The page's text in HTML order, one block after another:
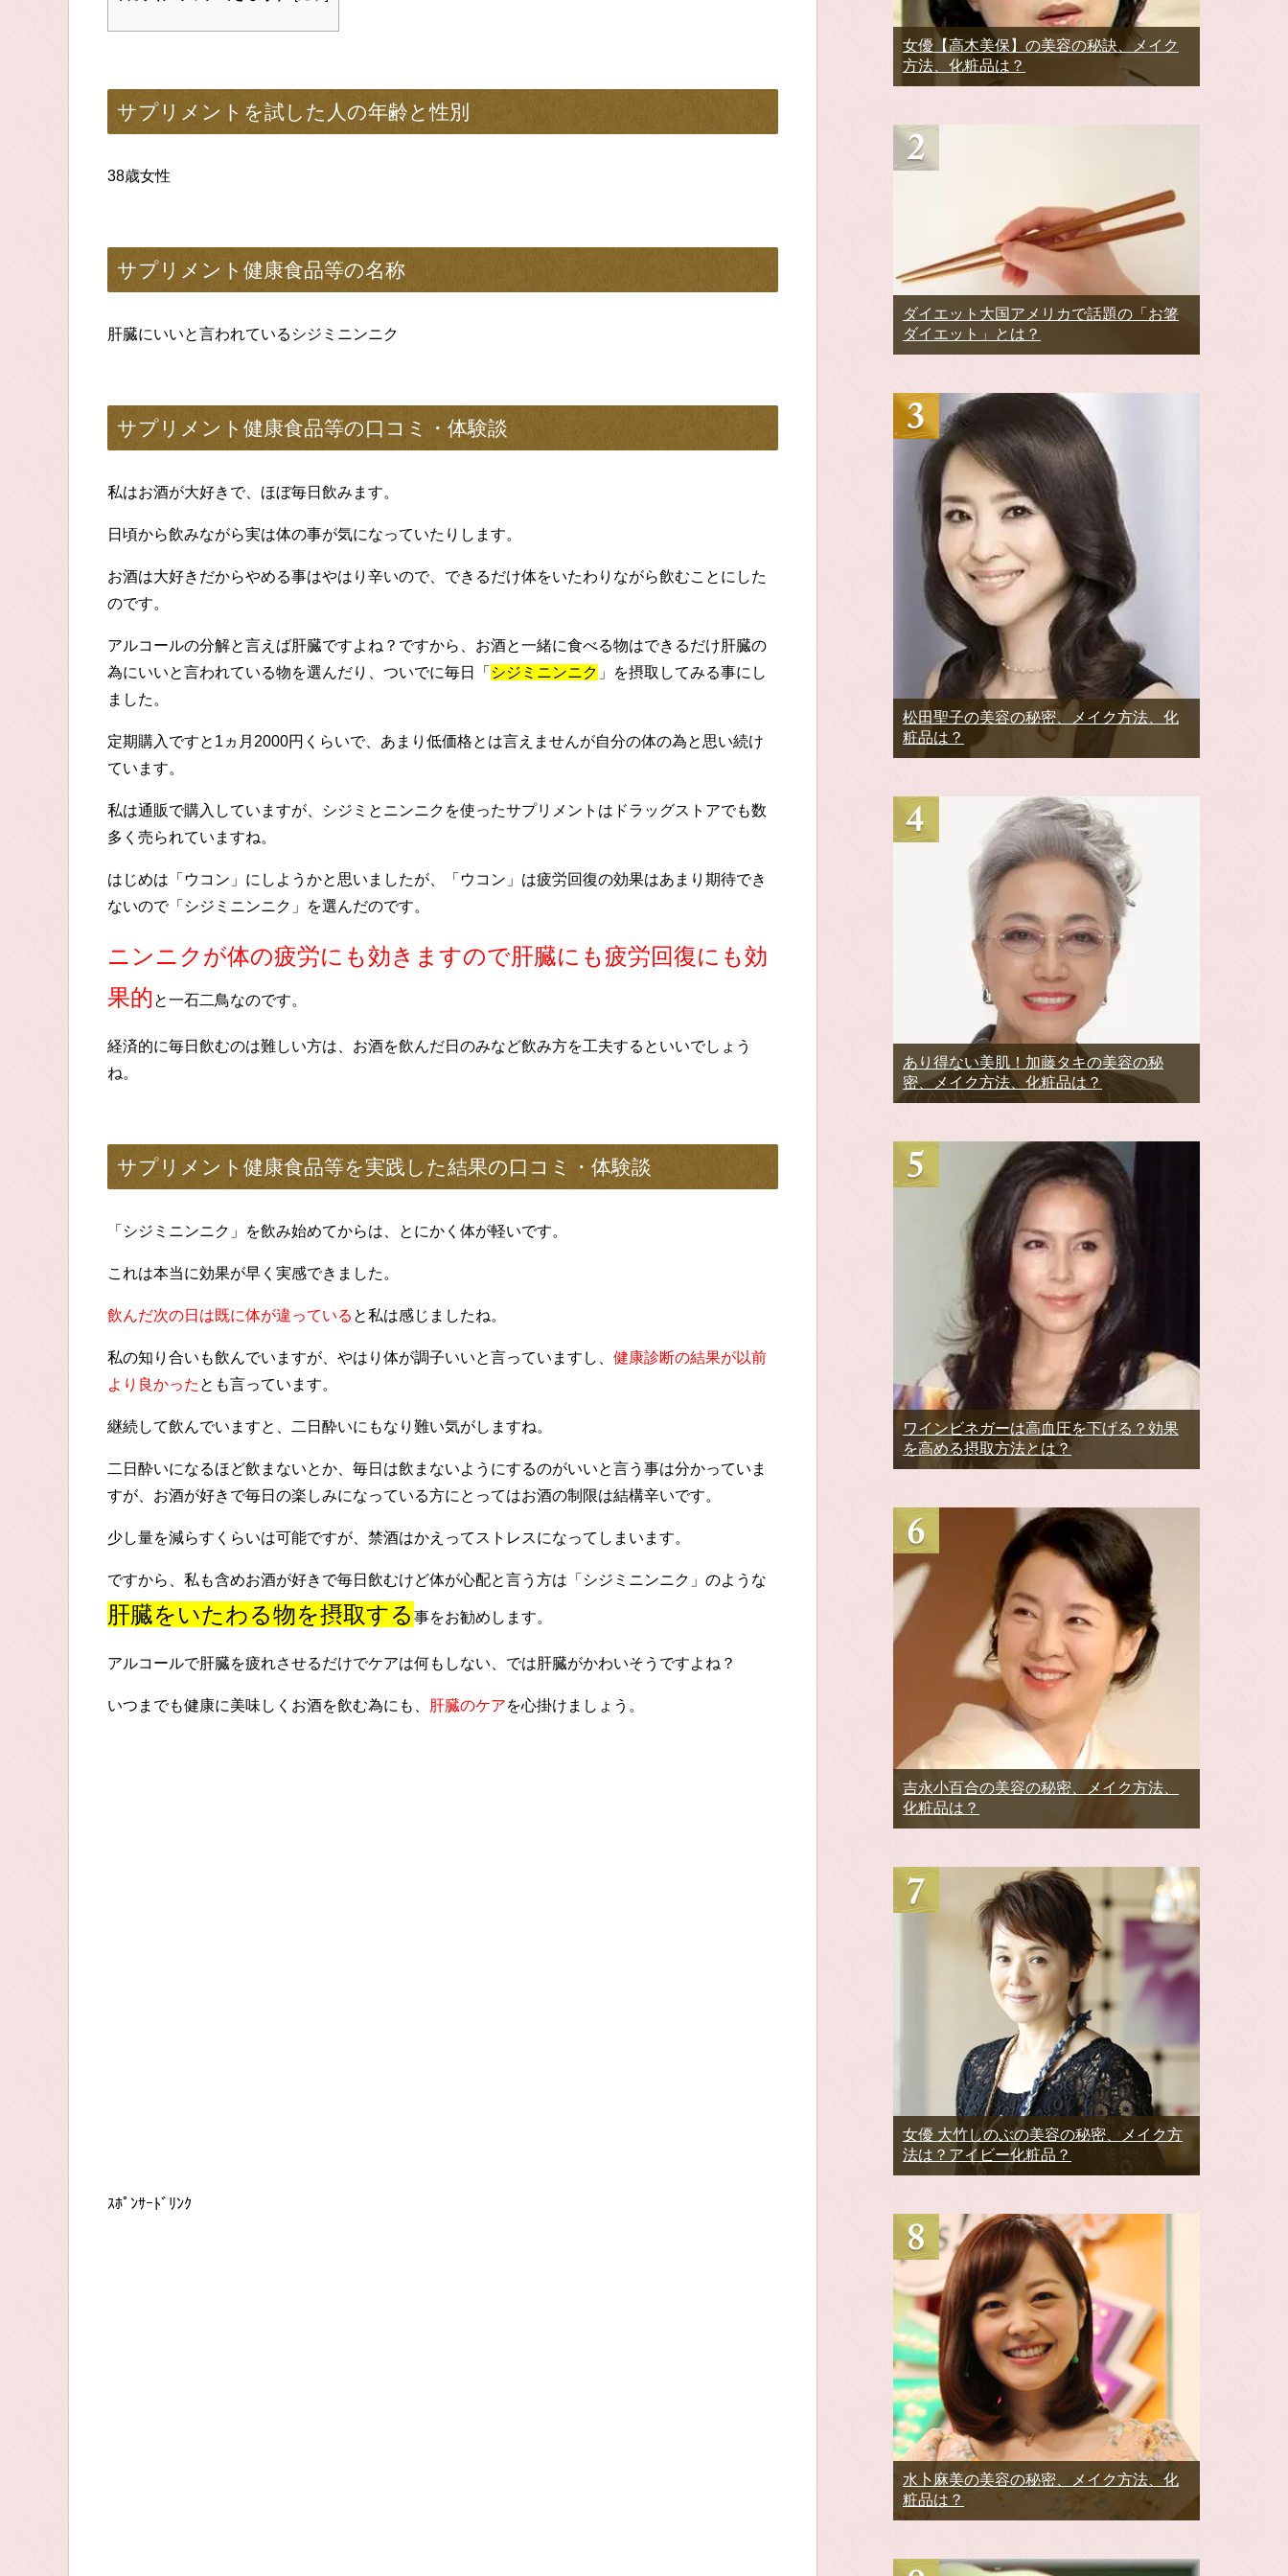
サプリメントを試した人の年齢と性別
38歳女性
サプリメント健康食品等の名称
肝臓にいいと言われているシジミニンニク
サプリメント健康食品等の口コミ・体験談
私はお酒が大好きで、ほぼ毎日飲みます。
日頃から飲みながら実は体の事が気になっていたりします。
お酒は大好きだからやめる事はやはり辛いので、できるだけ体をいたわりながら飲むことにした
のです。
アルコールの分解と言えば肝臓ですよね？ですから、お酒と一緒に食べる物はできるだけ肝臓の
為にいいと言われている物を選んだり、ついでに毎日「 シジミニンニク 」を摂取してみる事にし
ました。
定期購入ですと1ヵ月2000円くらいで、あまり低価格とは言えませんが自分の体の為と思い続け
ています。
私は通販で購入していますが、シジミとニンニクを使ったサプリメントはドラッグストアでも数
多く売られていますね。
はじめは「ウコン」にしようかと思いましたが、「ウコン」は疲労回復の効果はあまり期待でき
ないので「シジミニンニク」を選んだのです。
ニンニクが体の疲労にも効きますので肝臓にも疲労回復にも効
果的 と一石二鳥なのです。
経済的に毎日飲むのは難しい方は、お酒を飲んだ日のみなど飲み方を工夫するといいでしょう
ね。
サプリメント健康食品等を実践した結果の口コミ・体験談
「シジミニンニク」を飲み始めてからは、とにかく体が軽いです。
これは本当に効果が早く実感できました。
飲んだ次の日は既に体が違っている と私は感じましたね。
私の知り合いも飲んでいますが、やはり体が調子いいと言っていますし、 健康診断の結果が以前
より良かった とも言っています。
継続して飲んでいますと、二日酔いにもなり難い気がしますね。
二日酔いになるほど飲まないとか、毎日は飲まないようにするのがいいと言う事は分かっていま
すが、お酒が好きで毎日の楽しみになっている方にとってはお酒の制限は結構辛いです。
少し量を減らすくらいは可能ですが、禁酒はかえってストレスになってしまいます。
ですから、私も含めお酒が好きで毎日飲むけど体が心配と言う方は「シジミニンニク」のような
肝臓をいたわる物を摂取する 事をお勧めします。
アルコールで肝臓を疲れさせるだけでケアは何もしない、では肝臓がかわいそうですよね？
いつまでも健康に美味しくお酒を飲む為にも、 肝臓のケアを心掛けましょう。
ｽﾎﾟﾝｻｰﾄﾞﾘﾝｸ
女優【高木美保】の美容の秘訣、メイク
方法、化粧品は？
ダイエット大国アメリカで話題の「お箸
ダイエット」とは？
松田聖子の美容の秘密、メイク方法、化
粧品は？
あり得ない美肌！加藤タキの美容の秘
密、メイク方法、化粧品は？
ワインビネガーは高血圧を下げる？効果
を高める摂取方法とは？
吉永小百合の美容の秘密、メイク方法、
化粧品は？
女優 大竹しのぶの美容の秘密、メイク方
法は？アイビー化粧品？
水卜麻美の美容の秘密、メイク方法、化
粧品は？